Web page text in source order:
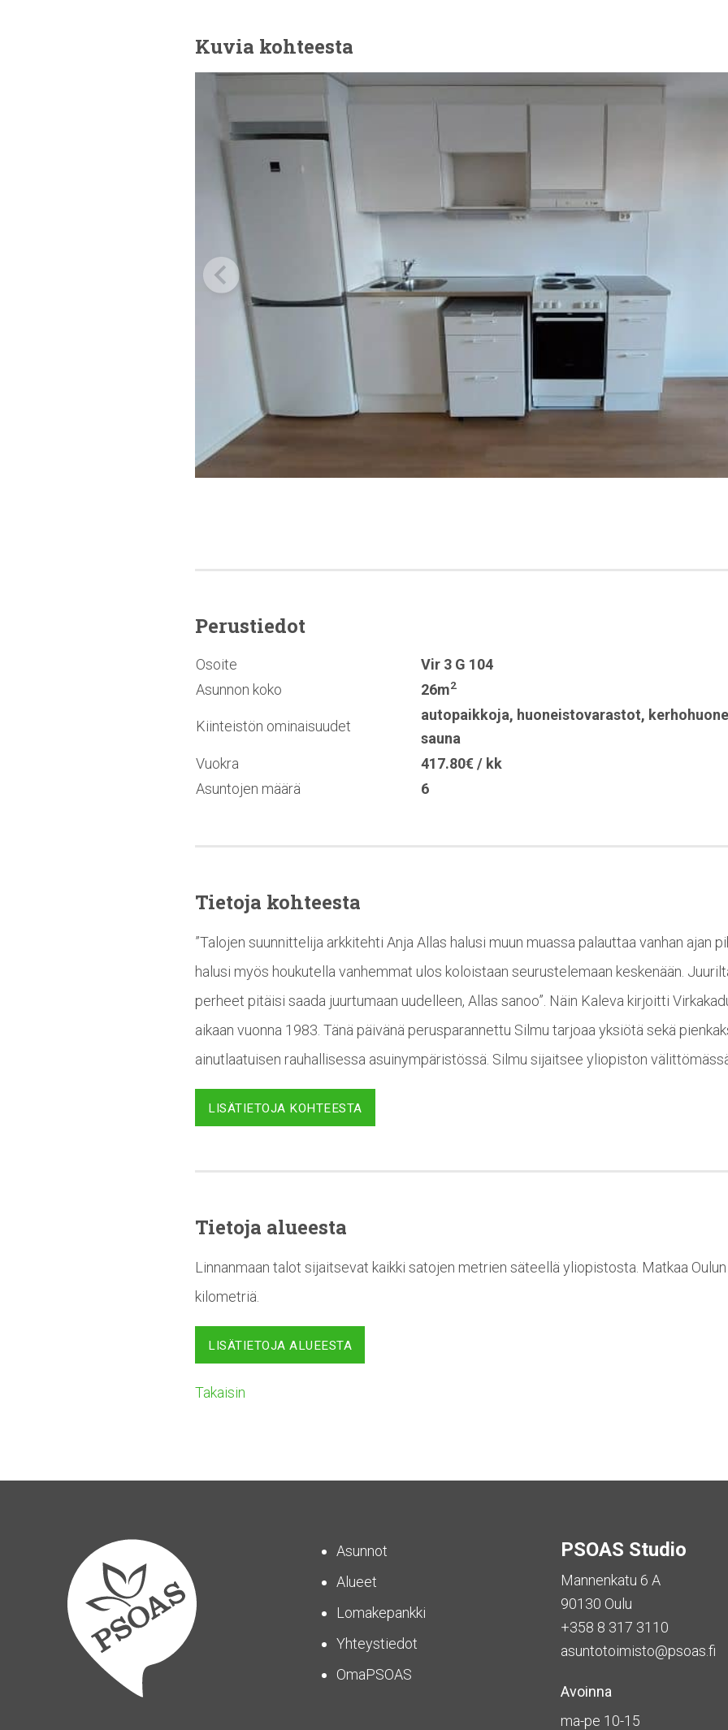
Kuvia kohteesta
Perustiedot
Osoite
Vir 3 G 104
Asunnon koko
26m2
Kiinteistön ominaisuudet
autopaikkoja, huoneistovarastot, kerhohuone
sauna
Vuokra
417.80€ / kk
Asuntojen määrä
6
Tietoja kohteesta
”Talojen suunnittelija arkkitehti Anja Allas halusi muun muassa palauttaa vanhan ajan
halusi myös houkutella vanhemmat ulos koloistaan seurustelemaan keskenään.
perheet pitäisi saada juurtumaan uudelleen, Allas sanoo”. Näin Kaleva kirjoitti
aikaan vuonna 1983. Tänä päivänä perusparannettu Silmu tarjoaa yksiötä sekä
ainutlaatuisen rauhallisessa asuinympäristössä. Silmu sijaitsee yliopiston
LISÄTIETOJA KOHTEESTA
Tietoja alueesta
Linnanmaan talot sijaitsevat kaikki satojen metrien säteellä yliopistosta. Matkaa
kilometriä.
LISÄTIETOJA ALUEESTA
Takaisin
Asunnot
Alueet
Lomakepankki
Yhteystiedot
OmaPSOAS
PSOAS Studio
Mannenkatu 6 A
90130 Oulu
+358 8 317 3110
asuntotoimisto@psoas.fi
Avoinna
ma-pe 10-15